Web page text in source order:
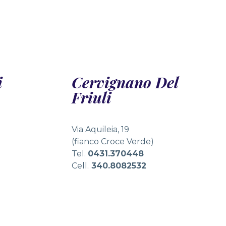
Cervignano Del
Friuli
Via Aquileia, 19
(fianco Croce Verde)
Tel. 0431.370448
Cell. 340.8082532